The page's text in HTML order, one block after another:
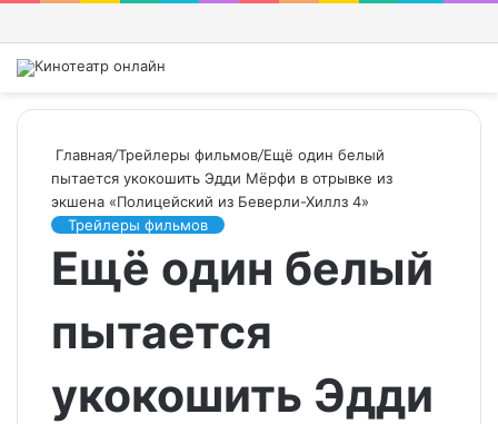
Главная/Трейлеры фильмов/Ещё один белый
пытается укокошить Эдди Мёрфи в отрывке из
экшена «Полицейский из Беверли-Хиллз 4»
Трейлеры фильмов
Ещё один белый
пытается
укокошить Эдди